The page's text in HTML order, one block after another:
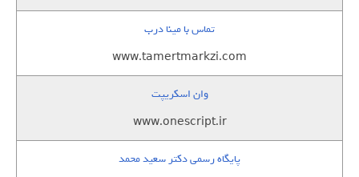
تماس با مینا درب
www.tamertmarkzi.com
وان اسکریپت
www.onescript.ir
پایگاه رسمی دکتر سعید محمد